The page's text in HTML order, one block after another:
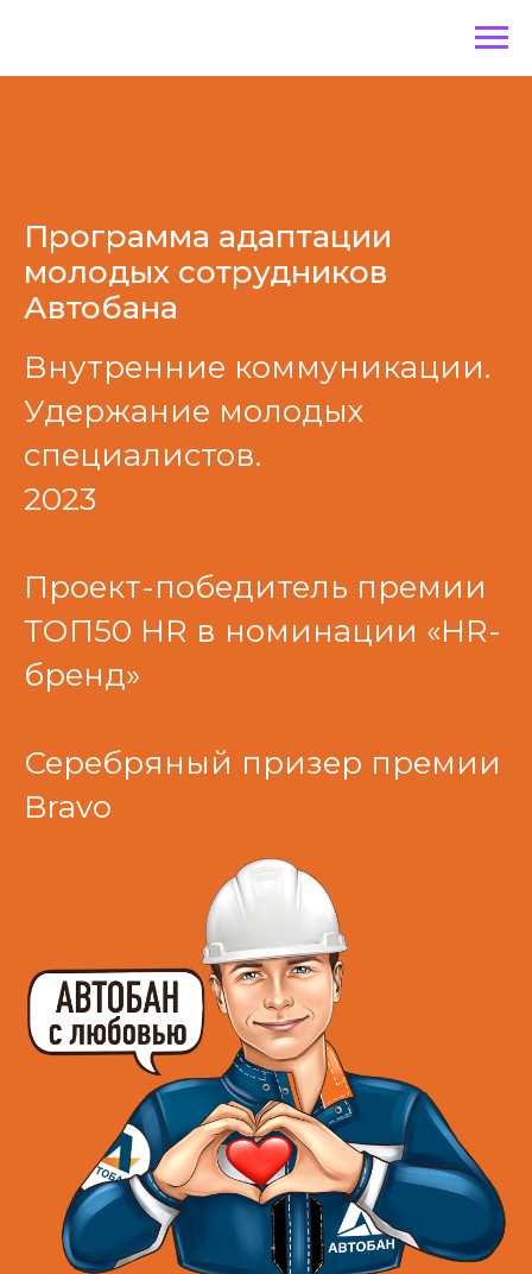
Программа адаптации
молодых сотрудников
Автобана
Внутренние коммуникации.
Удержание молодых
специалистов.
2023
Проект-победитель премии
ТОП50 HR в номинации «HR-
бренд»
Серебряный призер премии
Bravo